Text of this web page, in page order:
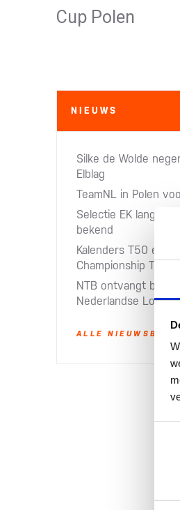
Cup Polen
NIEUWS
Silke de Wolde
Elblag
TeamNL in Polen
Selectie EK lange
bekend
Kalenders T50 en
Championship Tour
NTB ontvangt
Nederlandse Loterij​
ALLE